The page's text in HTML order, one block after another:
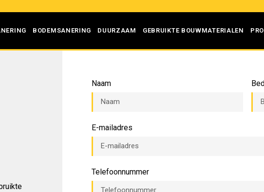
BODEMSANERING DUURZAAM GEBRUIKTE BOUWMATERIALEN
Naam
E-mailadres
Telefoonnummer